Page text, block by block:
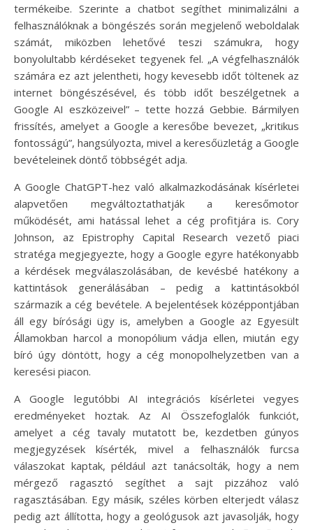
termékeibe. Szerinte a chatbot segíthet minimalizálni a
felhasználóknak a böngészés során megjelenő weboldalak
számát, miközben lehetővé teszi számukra, hogy
bonyolultabb kérdéseket tegyenek fel. „A végfelhasználók
számára ez azt jelentheti, hogy kevesebb időt töltenek az
internet böngészésével, és több időt beszélgetnek a
Google AI eszközeivel” – tette hozzá Gebbie. Bármilyen
frissítés, amelyet a Google a keresőbe bevezet, „kritikus
fontosságú”, hangsúlyozta, mivel a keresőüzletág a Google
bevételeinek döntő többségét adja.
A Google ChatGPT-hez való alkalmazkodásának kísérletei
alapvetően megváltoztathatják a keresőmotor
működését, ami hatással lehet a cég profitjára is. Cory
Johnson, az Epistrophy Capital Research vezető piaci
stratéga megjegyezte, hogy a Google egyre hatékonyabb
a kérdések megválaszolásában, de kevésbé hatékony a
kattintások generálásában – pedig a kattintásokból
származik a cég bevétele. A bejelentések középpontjában
áll egy bírósági ügy is, amelyben a Google az Egyesült
Államokban harcol a monopólium vádja ellen, miután egy
bíró úgy döntött, hogy a cég monopolhelyzetben van a
keresési piacon.
A Google legutóbbi AI integrációs kísérletei vegyes
eredményeket hoztak. Az AI Összefoglalók funkciót,
amelyet a cég tavaly mutatott be, kezdetben gúnyos
megjegyzések kísérték, mivel a felhasználók furcsa
válaszokat kaptak, például azt tanácsolták, hogy a nem
mérgező ragasztó segíthet a sajt pizzához való
ragasztásában. Egy másik, széles körben elterjedt válasz
pedig azt állította, hogy a geológusok azt javasolják, hogy